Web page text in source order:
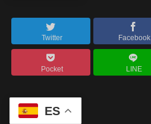
Twitter Facebook
Pocket LINE
ES